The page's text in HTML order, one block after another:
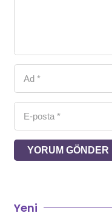
YORUM GÖNDER
Yeni